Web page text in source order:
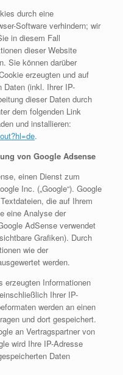
durch eine
Software verhindern; wir
in diesem Fall
dieser Website
Sie können darüber
erzeugten und auf
Daten (inkl. Ihrer IP-
dieser Daten durch
dem folgenden Link
und installieren:
.
von Google Adsense
einen Dienst zum
Inc. („Google“). Google
die auf Ihrem
eine Analyse der
AdSense verwendet
Grafiken). Durch
wie der
werden.
erzeugten Informationen
Ihrer IP-
werden an einen
und dort gespeichert.
an Vertragspartner von
wird Ihre IP-Adresse
Daten